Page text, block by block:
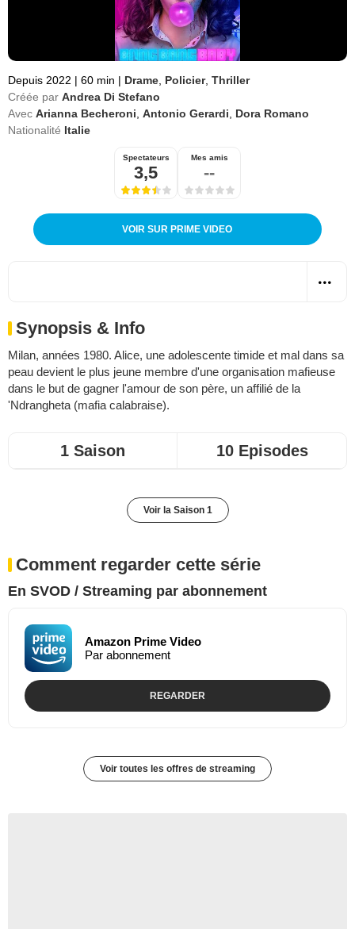
Depuis 2022 | 60 min | Drame Policier, Thriller
Créée par Andrea Di Stefano
Avec Arianna Becheroni Antonio Gerardi
Dora Romano
Nationalité Italie
Spectateurs
3,5
Mes amis
--
VOIR SUR PRIME VIDEO
Synopsis & Info
Milan, années 1980. Alice, une adolescente timide et mal dans sa
peau devient le plus jeune membre d'une organisation mafieuse
dans le but de gagner l'amour de son père, un affilié de la
'Ndrangheta (mafia calabraise).
1 Saison 10 Episodes
Voir la Saison 1
Comment regarder cette série
En SVOD / Streaming par abonnement
Amazon Prime Video
Par abonnement
REGARDER
Voir toutes les offres de streaming